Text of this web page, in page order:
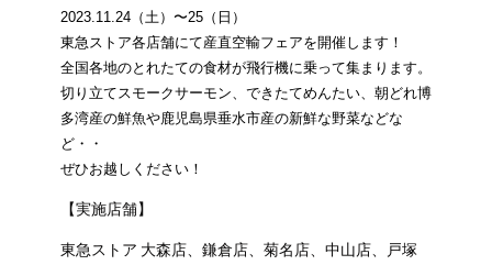
2023.11.24（土）〜25（日）
東急ストア各店舗にて産直空輸フェアを開催します！
全国各地のとれたての食材が飛行機に乗って集まります。
切り立てスモークサーモン、できたてめんたい、朝どれ博
多湾産の鮮魚や鹿児島県垂水市産の新鮮な野菜などな
ど・・
ぜひお越しください！
【実施店舗】
東急ストア 大森店、鎌倉店、菊名店、中山店、戸塚